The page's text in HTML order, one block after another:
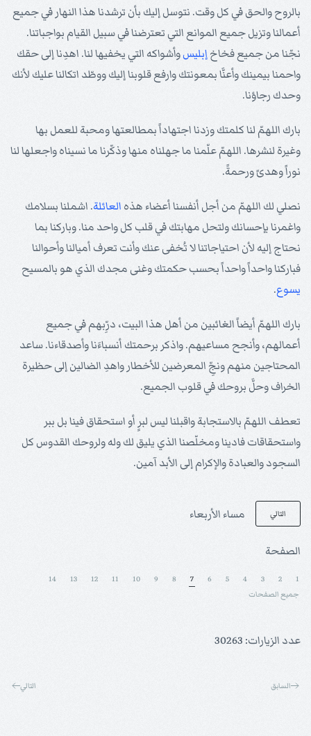
بالروح والحق في كل وقت. نتوسل إليك بأن ترشدنا هذا النهار في جميع
أعمالنا وتزيل جميع الموانع التي تعترضنا في سبيل القيام بواجباتنا.
نجّنا من جميع فخاخإبليسوأشواكه التي يخفيها لنا. اهدِنا إلى حقك
واحمنا بيمينك وأعنَّا بمعونتك وارفع قلوبنا إليك ووطّد اتكالنا عليك لأنك
وحدك رجاؤنا.
بارك اللهمّ لنا كلمتك وزدنا اجتهاداً بمطالعتها ومحبة للعمل بها
وغيرة لنشرها. اللهمّ علّمنا ما جهلناه منها وذكّرنا ما نسيناه واجعلها لنا
نوراً وهدىً ورحمةً.
نصلي لك اللهمّ من أجل أنفسنا أعضاء هذه العائلة. اشملنا بسلامك
واغمرنا بإحسانك ولتحل مهابتك في قلب كل واحد منا. وباركنا بما
نحتاج إليه لأن احتياجاتنا لا تُخفى عنك وأنت تعرف أميالنا وأحوالنا
فباركنا واحداً واحداً بحسب حكمتك وغنى مجدك الذي هو بالمسيح
يسوع.
بارك اللهمّ أيضاً الغائبين من أهل هذا البيت، درِّبهم في جميع
أعمالهم، وأنجح مساعيهم. واذكر برحمتك أنسباءَنا وأصدقاءنا. ساعد
المحتاجين منهم ونجِّ المعرضين للأخطار واهدِ الضالين إلى حظيرة
الخراف وحلَّ بروحك في قلوب الجميع.
تعطف اللهمّ بالاستجابة واقبلنا ليس لبرٍ أو استحقاق فينا بل ببر
واستحقاقات فادينا ومخلّصنا الذي يليق لك وله ولروحك القدوس كل
السجود والعبادة والإكرام إلى الأبد آمين.
التالي مساء الأربعاء
الصفحة
1
2
3
4
5
6
7
8
9
10
11
12
13
14
جميع الصفحات
عدد الزيارات: 30263
السابق التالي